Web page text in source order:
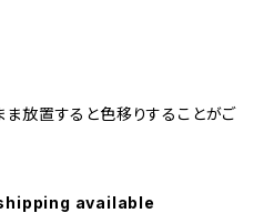
放置すると色移りすることがご
available